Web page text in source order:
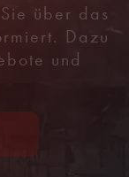
über das
Dazu
und